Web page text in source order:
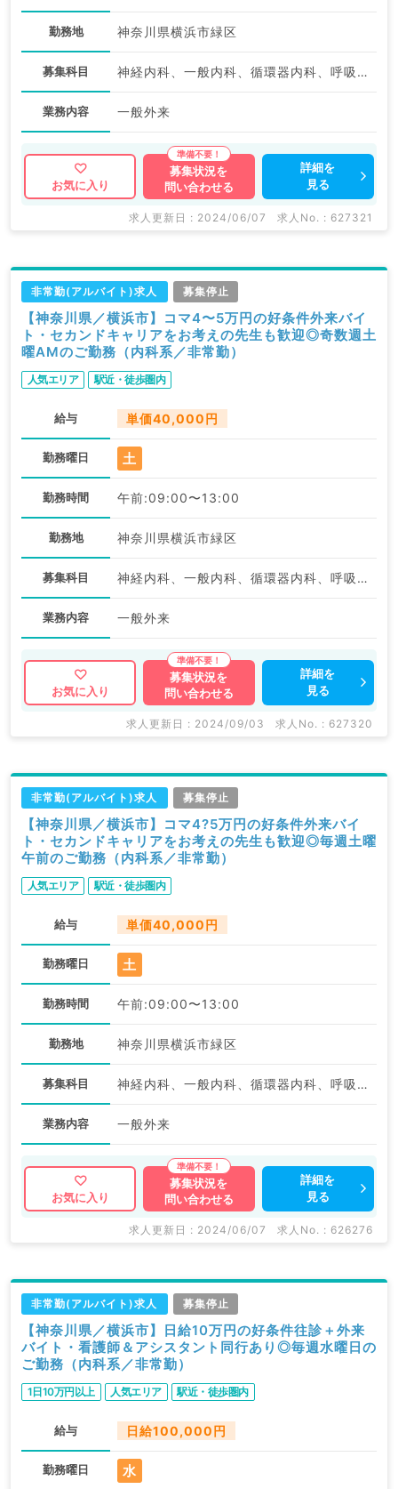
勤務地 神奈川県横浜市緑区
募集科目 神経内科、一般内科、循環器内科、呼吸器内科、消化器内科、内分泌・代謝内科、腎臓内科、老年内科、血液内科
業務内容 一般外来
お気に入り
募集状況を
問い合わせる
詳細を
見る
求人更新日 : 2024/06/07 求人No. : 627321
非常勤(アルバイト)求人 募集停止
【神奈川県／横浜市】コマ4〜5万円の好条件外来バイ
ト・セカンドキャリアをお考えの先生も歓迎◎奇数週土
曜AMのご勤務（内科系／非常勤）
人気エリア 駅近・徒歩圏内
給与 単価40,000円
勤務曜日 土
勤務時間 午前:09:00〜13:00
勤務地 神奈川県横浜市緑区
募集科目 神経内科、一般内科、循環器内科、呼吸器内科、消化器内科、内分泌・代謝内科、腎臓内科、老年内科、血液内科
業務内容 一般外来
お気に入り
募集状況を
問い合わせる
詳細を
見る
求人更新日 : 2024/09/03 求人No. : 627320
非常勤(アルバイト)求人 募集停止
【神奈川県／横浜市】コマ4?5万円の好条件外来バイ
ト・セカンドキャリアをお考えの先生も歓迎◎毎週土曜
午前のご勤務（内科系／非常勤）
人気エリア 駅近・徒歩圏内
給与 単価40,000円
勤務曜日 土
勤務時間 午前:09:00〜13:00
勤務地 神奈川県横浜市緑区
募集科目 神経内科、一般内科、循環器内科、呼吸器内科、消化器内科、内分泌・代謝内科、腎臓内科、老年内科、血液内科
業務内容 一般外来
お気に入り
募集状況を
問い合わせる
詳細を
見る
求人更新日 : 2024/06/07 求人No. : 626276
非常勤(アルバイト)求人 募集停止
【神奈川県／横浜市】日給10万円の好条件往診＋外来
バイト・看護師＆アシスタント同行あり◎毎週水曜日の
ご勤務（内科系／非常勤）
1日10万円以上 人気エリア 駅近・徒歩圏内
給与 日給100,000円
勤務曜日 水